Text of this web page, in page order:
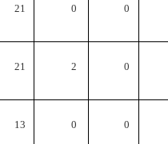
21 0 0
21 2 0
13 0 0